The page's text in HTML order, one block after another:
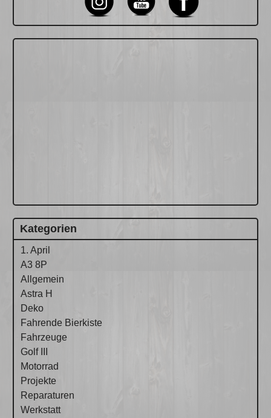
Kategorien
1. April
A3 8P
Allgemein
Astra H
Deko
Fahrende Bierkiste
Fahrzeuge
Golf III
Motorrad
Projekte
Reparaturen
Werkstatt